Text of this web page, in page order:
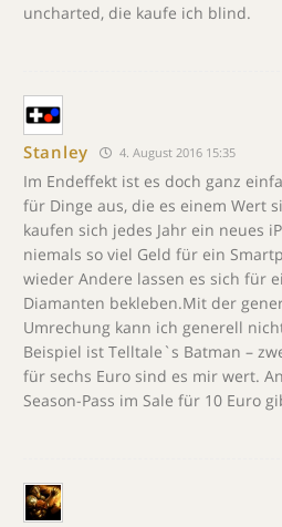
uncharted, die kaufe ich blind.
Stanley 4. August 2016 15:35
Im Endeffekt ist es doch ganz
für Dinge aus, die es einem Wert
kaufen sich jedes Jahr ein neues
niemals so viel Geld für ein
wieder Andere lassen es sich für
Diamanten bekleben.Mit der
Umrechung kann ich generell
Beispiel ist Telltale`s Batman –
für sechs Euro sind es mir wert.
Season-Pass im Sale für 10 Euro